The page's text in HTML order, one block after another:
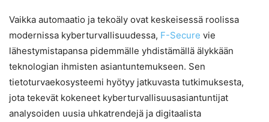
Vaikka automaatio ja tekoäly ovat keskeisessä roolissa
modernissa kyberturvallisuudessa, F-Secure vie
lähestymistapansa pidemmälle yhdistämällä älykkään
teknologian ihmisten asiantuntemukseen. Sen
tietoturvaekosysteemi hyötyy jatkuvasta tutkimuksesta,
jota tekevät kokeneet kyberturvallisuusasiantuntijat
analysoiden uusia uhkatrendejä ja digitaalista